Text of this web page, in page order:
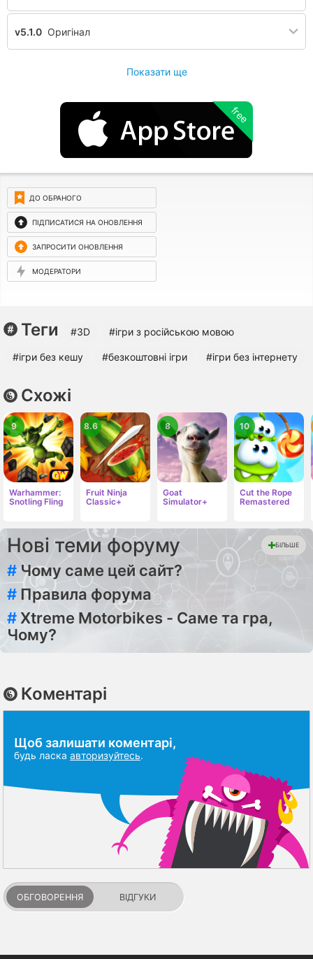
v5.1.0 Оригінал
Показати ще
free
ДО ОБРАНОГО
ПІДПИСАТИСЯ НА ОНОВЛЕННЯ
ЗАПРОСИТИ ОНОВЛЕННЯ
МОДЕРАТОРИ
Теги #3D #ігри з російською мовою
#ігри без кешу #безкоштовні ігри #ігри без інтернету
Схожі
Warhammer:
Snotling Fling
9
Fruit Ninja
Classic+
8.6
Goat
Simulator+
8
Cut the Rope
Remastered
10
Нові теми форуму БІЛЬШЕ
# Чому саме цей сайт?
# Правила форума
# Xtreme Motorbikes - Саме та гра,
Чому?
Коментарі
Щоб залишати коментарі,
будь ласка авторизуйтесь.
ОБГОВОРЕННЯ ВІДГУКИ